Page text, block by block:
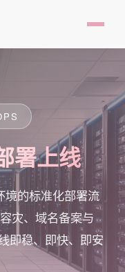
署上线
境的标准化部署流
灾、域名备案与
即稳、即快、即安